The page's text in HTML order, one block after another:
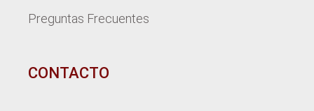
Preguntas Frecuentes
CONTACTO